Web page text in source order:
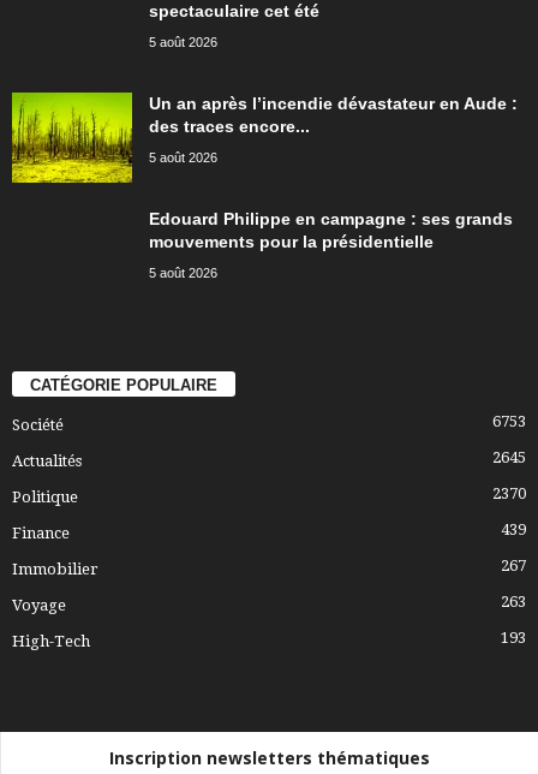
spectaculaire cet été
5 août 2026
Un an après l’incendie dévastateur en Aude :
des traces encore...
5 août 2026
Edouard Philippe en campagne : ses grands
mouvements pour la présidentielle
5 août 2026
CATÉGORIE POPULAIRE
Société 6753
Actualités 2645
Politique 2370
Finance 439
Immobilier 267
Voyage 263
High-Tech 193
Inscription newsletters thématiques